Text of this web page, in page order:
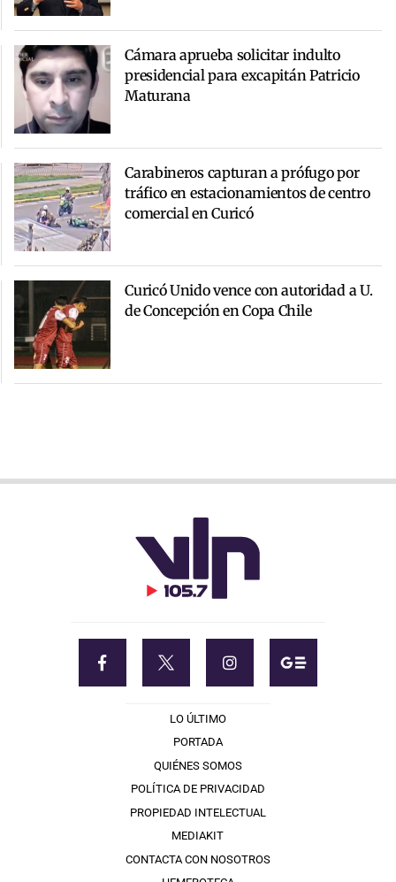
Cámara aprueba solicitar indulto
presidencial para excapitán Patricio
Maturana
Carabineros capturan a prófugo por
tráfico en estacionamientos de centro
comercial en Curicó
Curicó Unido vence con autoridad a U.
de Concepción en Copa Chile
LO ÚLTIMO
PORTADA
QUIÉNES SOMOS
POLÍTICA DE PRIVACIDAD
PROPIEDAD INTELECTUAL
MEDIAKIT
CONTACTA CON NOSOTROS